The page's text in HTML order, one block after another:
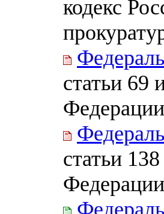
кодекс
статьи 69
Федерации
статьи
Федерации